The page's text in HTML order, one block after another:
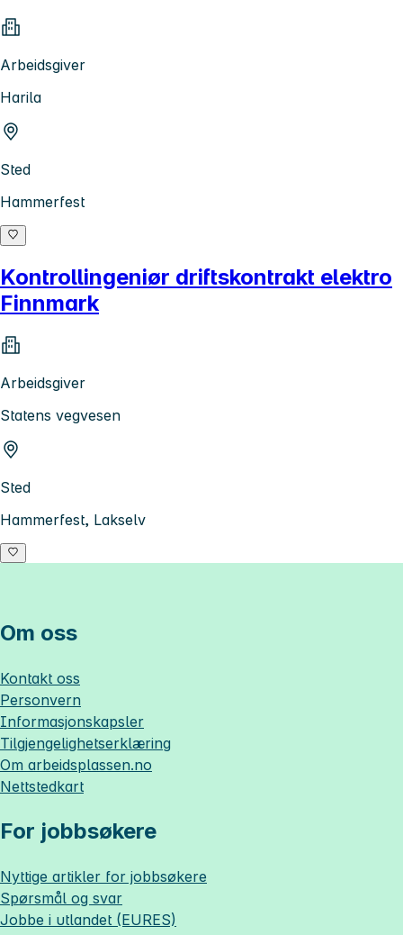
Arbeidsgiver
Harila
Sted
Hammerfest
Kontrollingeniør driftskontrakt elektro
Finnmark
Arbeidsgiver
Statens vegvesen
Sted
Hammerfest, Lakselv
Om oss
Kontakt oss
Personvern
Informasjonskapsler
Tilgjengelighetserklæring
Om arbeidsplassen.no
Nettstedkart
For jobbsøkere
Nyttige artikler for jobbsøkere
Spørsmål og svar
Jobbe i utlandet (EURES)